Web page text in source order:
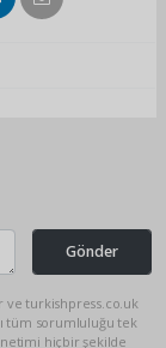
Gönder
ve turkishpress.co.uk
tüm sorumluluğu tek
hiçbir şekilde